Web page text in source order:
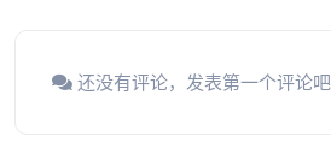
还没有评论，发表第一个评论吧